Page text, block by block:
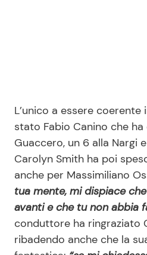
L’unico a essere
stato Fabio Canino che ha
Guaccero, un 6 alla Nargi
Carolyn Smith ha poi
anche per Massimiliano
tua mente, mi dispiace
avanti e che tu non abbia
conduttore ha ringraziato
ribadendo anche che la